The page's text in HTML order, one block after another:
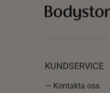
KUNDSERVICE
— Kontakta oss